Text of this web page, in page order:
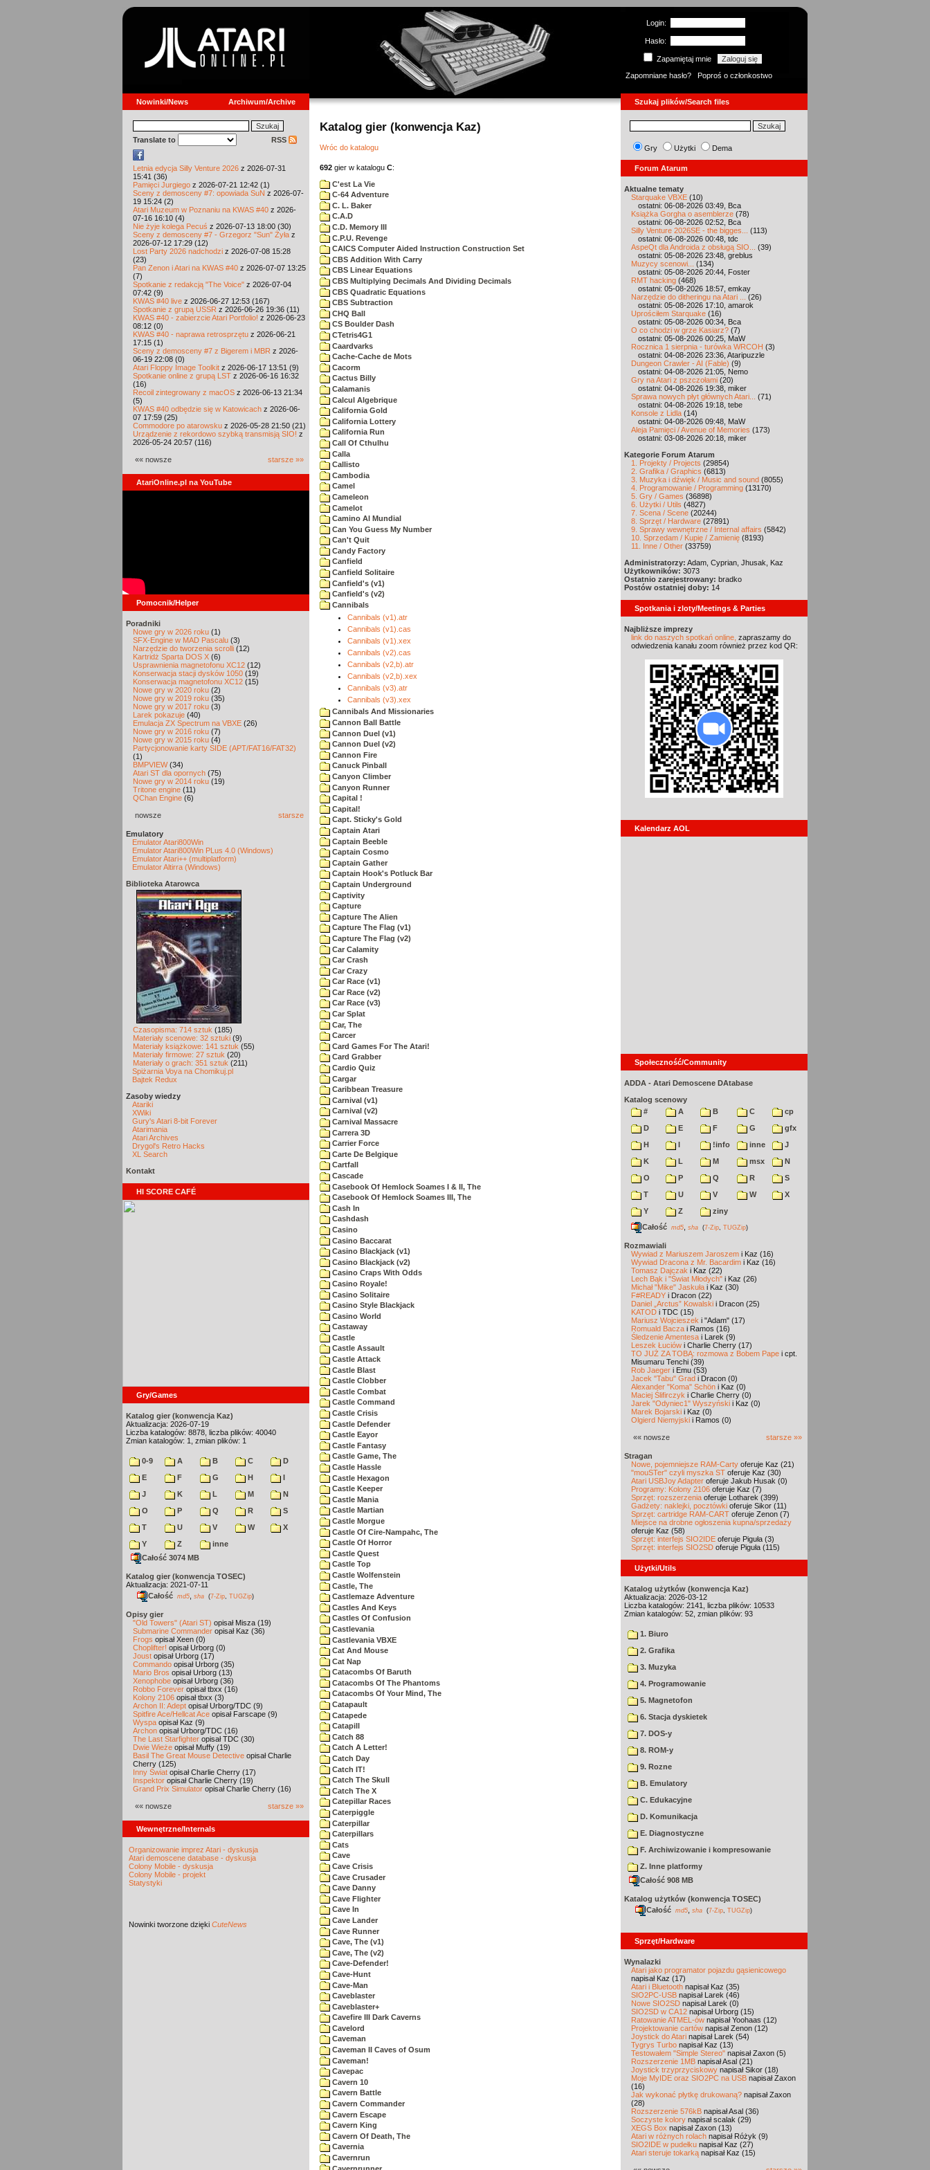
Login:
Hasło:
Zapamiętaj mnie
Zapomniane hasło?
Poproś o członkostwo
Nowinki/News Archiwum/Archive Szukaj plików/Search files
Translate to RSS
Letnia edycja Silly Venture 2026 z 2026-07-31
15:41 (36)
Pamięci Jurgiego z 2026-07-21 12:42 (1)
Sceny z demosceny #7: opowiada SuN z 2026-07-
19 15:24 (2)
Atari Muzeum w Poznaniu na KWAS #40 z 2026-
07-16 16:10 (4)
Nie żyje kolega Pecuś z 2026-07-13 18:00 (30)
Sceny z demosceny #7 - Grzegorz "Sun" Żyła z
2026-07-12 17:29 (12)
Lost Party 2026 nadchodzi z 2026-07-08 15:28
(23)
Pan Zenon i Atari na KWAS #40 z 2026-07-07 13:25
(7)
Spotkanie z redakcją "The Voice" z 2026-07-04
07:42 (9)
KWAS #40 live z 2026-06-27 12:53 (167)
Spotkanie z grupą USSR z 2026-06-26 19:36 (11)
KWAS #40 - zabierzcie Atari Portfolio! z 2026-06-23
08:12 (0)
KWAS #40 - naprawa retrosprzętu z 2026-06-21
17:15 (1)
Sceny z demosceny #7 z Bigerem i MBR z 2026-
06-19 22:08 (0)
Atari Floppy Image Toolkit z 2026-06-17 13:51 (9)
Spotkanie online z grupą LST z 2026-06-16 16:32
(16)
Recoil zintegrowany z macOS z 2026-06-13 21:34
(5)
KWAS #40 odbędzie się w Katowicach z 2026-06-
07 17:59 (25)
Commodore po atarowsku z 2026-05-28 21:50 (21)
Urządzenie z rekordowo szybką transmisją SIO! z
2026-05-24 20:57 (116)
«« nowsze starsze »»
AtariOnline.pl na YouTube
Pomocnik/Helper
Poradniki
Nowe gry w 2026 roku (1)
SFX-Engine w MAD Pascalu (3)
Narzędzie do tworzenia scrolli (12)
Kartridż Sparta DOS X (6)
Usprawnienia magnetofonu XC12 (12)
Konserwacja stacji dysków 1050 (19)
Konserwacja magnetofonu XC12 (15)
Nowe gry w 2020 roku (2)
Nowe gry w 2019 roku (35)
Nowe gry w 2017 roku (3)
Larek pokazuje (40)
Emulacja ZX Spectrum na VBXE (26)
Nowe gry w 2016 roku (7)
Nowe gry w 2015 roku (4)
Partycjonowanie karty SIDE (APT/FAT16/FAT32)
(1)
BMPVIEW(34)
Atari ST dla opornych (75)
Nowe gry w 2014 roku (19)
Tritone engine (11)
QChan Engine (6)
nowsze starsze
Emulatory
Emulator Atari800Win
Emulator Atari800Win PLus 4.0 (Windows)
Emulator Atari++ (multiplatform)
Emulator Altirra (Windows)
Biblioteka Atarowca
Czasopisma: 714 sztuk (185)
Materiały scenowe: 32 sztuki (9)
Materiały książkowe: 141 sztuk (55)
Materiały firmowe: 27 sztuk (20)
Materiały o grach: 351 sztuk (211)
Spiżarnia Voya na Chomikuj.pl
Bajtek Redux
Zasoby wiedzy
Atariki
XWiki
Gury's Atari 8-bit Forever
Atarimania
Atari Archives
Drygol's Retro Hacks
XL Search
Kontakt
HI SCORE CAFÉ
Gry/Games
Katalog gier (konwencja Kaz)
Aktualizacja: 2026-07-19
Liczba katalogów: 8878, liczba plików: 40040
Zmian katalogów: 1, zmian plików: 1
0-9 A B C
D
E
F G H
I
J
K L M
N
O
P Q R
S
T
U V W
X
Y
Z
inne
Całość 3074 MB
Katalog gier (konwencja TOSEC)
Aktualizacja: 2021-07-11
Całość md5 sha (7-Zip TUGZip)
Opisy gier
"Old Towers" (Atari ST) opisał Misza (19)
Submarine Commander opisał Kaz (36)
Frogs opisał Xeen (0)
Choplifter! opisał Urborg (0)
Joust opisał Urborg (17)
Commando opisał Urborg (35)
Mario Bros opisał Urborg (13)
Xenophobe opisał Urborg (36)
Robbo Forever opisał tbxx (16)
Kolony 2106 opisał tbxx (3)
Archon II: Adept opisał Urborg/TDC (9)
Spitfire Ace/Hellcat Ace opisał Farscape (9)
Wyspa opisał Kaz (9)
Archon opisał Urborg/TDC (16)
The Last Starfighter opisał TDC (30)
Dwie Wieże opisał Muffy (19)
Basil The Great Mouse Detective opisał Charlie
Cherry (125)
Inny Świat opisał Charlie Cherry (17)
Inspektor opisał Charlie Cherry (19)
Grand Prix Simulator opisał Charlie Cherry (16)
«« nowsze starsze »»
Wewnętrzne/Internals
Organizowanie imprez Atari - dyskusja
Atari demoscene database - dyskusja
Colony Mobile - dyskusja
Colony Mobile - projekt
Statystyki
Nowinki tworzone dzięki CuteNews
Katalog gier (konwencja Kaz)
Wróc do katalogu
692 gier w katalogu C:
C'est La Vie
C-64 Adventure
C. L. Baker
C.A.D
C.D. Memory III
C.P.U. Revenge
CAICS Computer Aided Instruction Construction Set
CBS Addition With Carry
CBS Linear Equations
CBS Multiplying Decimals And Dividing Decimals
CBS Quadratic Equations
CBS Subtraction
CHQ Ball
CS Boulder Dash
CTetris4G1
Caardvarks
Cache-Cache de Mots
Cacorm
Cactus Billy
Calamanis
Calcul Algebrique
California Gold
California Lottery
California Run
Call Of Cthulhu
Calla
Callisto
Cambodia
Camel
Cameleon
Camelot
Camino Al Mundial
Can You Guess My Number
Can't Quit
Candy Factory
Canfield
Canfield Solitaire
Canfield's (v1)
Canfield's (v2)
Cannibals
Cannibals (v1).atr
Cannibals (v1).cas
Cannibals (v1).xex
Cannibals (v2).cas
Cannibals (v2,b).atr
Cannibals (v2,b).xex
Cannibals (v3).atr
Cannibals (v3).xex
Cannibals And Missionaries
Cannon Ball Battle
Cannon Duel (v1)
Cannon Duel (v2)
Cannon Fire
Canuck Pinball
Canyon Climber
Canyon Runner
Capital !
Capital!
Capt. Sticky's Gold
Captain Atari
Captain Beeble
Captain Cosmo
Captain Gather
Captain Hook's Potluck Bar
Captain Underground
Captivity
Capture
Capture The Alien
Capture The Flag (v1)
Capture The Flag (v2)
Car Calamity
Car Crash
Car Crazy
Car Race (v1)
Car Race (v2)
Car Race (v3)
Car Splat
Car, The
Carcer
Card Games For The Atari!
Card Grabber
Cardio Quiz
Cargar
Caribbean Treasure
Carnival (v1)
Carnival (v2)
Carnival Massacre
Carrera 3D
Carrier Force
Carte De Belgique
Cartfall
Cascade
Casebook Of Hemlock Soames I & II, The
Casebook Of Hemlock Soames III, The
Cash In
Cashdash
Casino
Casino Baccarat
Casino Blackjack (v1)
Casino Blackjack (v2)
Casino Craps With Odds
Casino Royale!
Casino Solitaire
Casino Style Blackjack
Casino World
Castaway
Castle
Castle Assault
Castle Attack
Castle Blast
Castle Clobber
Castle Combat
Castle Command
Castle Crisis
Castle Defender
Castle Eayor
Castle Fantasy
Castle Game, The
Castle Hassle
Castle Hexagon
Castle Keeper
Castle Mania
Castle Martian
Castle Morgue
Castle Of Cire-Nampahc, The
Castle Of Horror
Castle Quest
Castle Top
Castle Wolfenstein
Castle, The
Castlemaze Adventure
Castles And Keys
Castles Of Confusion
Castlevania
Castlevania VBXE
Cat And Mouse
Cat Nap
Catacombs Of Baruth
Catacombs Of The Phantoms
Catacombs Of Your Mind, The
Catapault
Catapede
Catapill
Catch 88
Catch A Letter!
Catch Day
Catch IT!
Catch The Skull
Catch The X
Catepillar Races
Caterpiggle
Caterpillar
Caterpillars
Cats
Cave
Cave Crisis
Cave Crusader
Cave Danny
Cave Flighter
Cave In
Cave Lander
Cave Runner
Cave, The (v1)
Cave, The (v2)
Cave-Defender!
Cave-Hunt
Cave-Man
Caveblaster
Caveblaster+
Cavefire III Dark Caverns
Cavelord
Caveman
Caveman II Caves of Osum
Caveman!
Cavepac
Cavern 10
Cavern Battle
Cavern Commander
Cavern Escape
Cavern King
Cavern Of Death, The
Cavernia
Cavernrun
Cavernrunner
Gry Użytki Dema
Forum Atarum
Aktualne tematy
Starquake VBXE (10)
ostatni: 06-08-2026 03:49, Bca
Książka Gorgha o asemblerze (78)
ostatni: 06-08-2026 02:52, Bca
Silly Venture 2026SE - the bigges...
(113)
ostatni: 06-08-2026 00:48, tdc
AspeQt dla Androida z obsługą SIO...
(39)
ostatni: 05-08-2026 23:48, greblus
Muzycy scenowi...
(134)
ostatni: 05-08-2026 20:44, Foster
RMT hacking (468)
ostatni: 05-08-2026 18:57, emkay
Narzędzie do ditheringu na Atari ...
(26)
ostatni: 05-08-2026 17:10, amarok
Uprościłem Starquake (16)
ostatni: 05-08-2026 00:34, Bca
O co chodzi w grze Kasiarz? (7)
ostatni: 05-08-2026 00:25, MaW
Rocznica 1 sierpnia - turówka WRCOH (3)
ostatni: 04-08-2026 23:36, Ataripuzzle
Dungeon Crawler - AI (Fable) (9)
ostatni: 04-08-2026 21:05, Nemo
Gry na Atari z pszczołami (20)
ostatni: 04-08-2026 19:38, miker
Sprawa nowych płyt głównych Atari...
(71)
ostatni: 04-08-2026 19:18, tebe
Konsole z Lidla (14)
ostatni: 04-08-2026 09:48, MaW
Aleja Pamięci / Avenue of Memories (173)
ostatni: 03-08-2026 20:18, miker
Kategorie Forum Atarum
1. Projekty / Projects (29854)
2. Grafika / Graphics (6813)
3. Muzyka i dźwięk / Music and sound (8055)
4. Programowanie / Programming (13170)
5. Gry / Games (36898)
6. Użytki / Utils (4827)
7. Scena / Scene (20244)
8. Sprzęt / Hardware (27891)
9. Sprawy wewnętrzne / Internal affairs (5842)
10. Sprzedam / Kupię / Zamienię (8193)
11. Inne / Other (33759)
Administratorzy: Adam, Cyprian, Jhusak, Kaz
Użytkowników: 3073
Ostatnio zarejestrowany: bradko
Postów ostatniej doby: 14
Spotkania i zloty/Meetings & Parties
Najbliższe imprezy
link do naszych spotkań online, zapraszamy do
odwiedzenia kanału zoom również przez kod QR:
Kalendarz AOL
Społeczność/Community
ADDA - Atari Demoscene DAtabase
Katalog scenowy
#
A B C
cp
D
E F G
gfx
H
I !info inne
J
K
L M msx
N
O
P Q R
S
T
U V W
X
Y
Z
ziny
Całość md5 sha (7-Zip TUGZip)
Rozmawiali
Wywiad z Mariuszem Jaroszem i Kaz (16)
Wywiad Dracona z Mr. Bacardim i Kaz (16)
Tomasz Dajczak i Kaz (22)
Lech Bąk i "Świat Młodych" i Kaz (26)
Michał "Mike" Jaskuła i Kaz (30)
F#READY i Dracon (22)
Daniel „Arctus” Kowalski i Dracon (25)
KATOD i TDC (15)
Mariusz Wojcieszek i "Adam" (17)
Romuald Bacza i Ramos (16)
Śledzenie Amentesa i Larek (9)
Leszek Łuciów i Charlie Cherry (17)
TO JUŻ ZA TOBĄ: rozmowa z Bobem Pape i cpt.
Misumaru Tenchi (39)
Rob Jaeger i Emu (53)
Jacek "Tabu" Grad i Dracon (0)
Alexander "Koma" Schön i Kaz (0)
Maciej Ślifirczyk i Charlie Cherry (0)
Jarek "Odyniec1" Wyszyński i Kaz (0)
Marek Bojarski i Kaz (0)
Olgierd Niemyjski i Ramos (0)
«« nowsze starsze »»
Stragan
Nowe, pojemniejsze RAM-Carty oferuje Kaz (21)
"mouSTer" czyli myszka ST oferuje Kaz (30)
Atari USBJoy Adapter oferuje Jakub Husak (0)
Programy: Kolony 2106 oferuje Kaz (7)
Sprzęt: rozszerzenia oferuje Lotharek (399)
Gadżety: naklejki, pocztówki oferuje Sikor (11)
Sprzęt: cartridge RAM-CART oferuje Zenon (7)
Miejsce na drobne ogłoszenia kupna/sprzedaży
oferuje Kaz (58)
Sprzęt: interfejs SIO2IDE oferuje Piguła (3)
Sprzęt: interfejs SIO2SD oferuje Piguła (115)
Użytki/Utils
Katalog użytków (konwencja Kaz)
Aktualizacja: 2026-03-12
Liczba katalogów: 2141, liczba plików: 10533
Zmian katalogów: 52, zmian plików: 93
1. Biuro
2. Grafika
3. Muzyka
4. Programowanie
5. Magnetofon
6. Stacja dyskietek
7. DOS-y
8. ROM-y
9. Rozne
B. Emulatory
C. Edukacyjne
D. Komunikacja
E. Diagnostyczne
F. Archiwizowanie i kompresowanie
Z. Inne platformy
Całość 908 MB
Katalog użytków (konwencja TOSEC)
Całość md5 sha (7-Zip TUGZip)
Sprzęt/Hardware
Wynalazki
Atari jako programator pojazdu gąsienicowego
napisał Kaz (17)
Atari i Bluetooth napisał Kaz (35)
SIO2PC-USB napisał Larek (46)
Nowe SIO2SD napisał Larek (0)
SIO2SD w CA12 napisał Urborg (15)
Ratowanie ATMEL-ów napisał Yoohaas (12)
Projektowanie cartów napisał Zenon (12)
Joystick do Atari napisał Larek (54)
Tygrys Turbo napisał Kaz (13)
Testowałem "Simple Stereo" napisał Zaxon (5)
Rozszerzenie 1MB napisał Asal (21)
Joystick trzyprzyciskowy napisał Sikor (18)
Moje MyIDE oraz SIO2PC na USB napisał Zaxon
(16)
Jak wykonać płytkę drukowaną? napisał Zaxon
(28)
Rozszerzenie 576kB napisał Asal (36)
Soczyste kolory napisał scalak (29)
XEGS Box napisał Zaxon (13)
Atari w różnych rolach napisał Różyk (9)
SIO2IDE w pudełku napisał Kaz (27)
Atari steruje tokarką napisał Kaz (15)